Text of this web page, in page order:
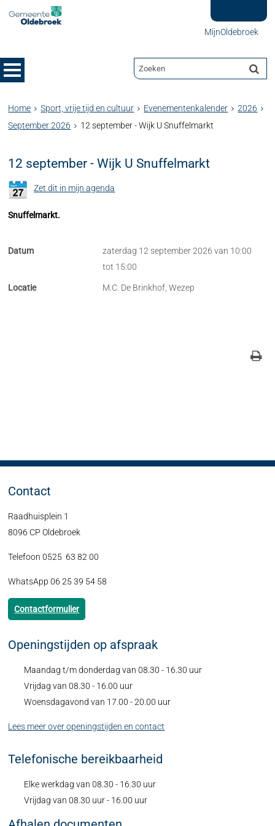
MijnOldebroek
Home Sport, vrije tijd en cultuur Evenementenkalender
2026
September 2026
12 september - Wijk U Snuffelmarkt
12 september - Wijk U Snuffelmarkt
Zet dit in mijn agenda
Snuffelmarkt.
Datum
zaterdag 12 september 2026 van 10:00
tot 15:00
Locatie M.C. De Brinkhof, Wezep
Contact
Raadhuisplein 1
8096 CP Oldebroek
Telefoon 0525 63 82 00
WhatsApp 06 25 39 54 58
Contactformulier
Openingstijden op afspraak
Maandag t/m donderdag van 08.30 - 16.30 uur
Vrijdag van 08.30 - 16.00 uur
Woensdagavond van 17.00 - 20.00 uur
Lees meer over openingstijden en contact
Telefonische bereikbaarheid
Elke werkdag van 08.30 - 16.30 uur
Vrijdag van 08.30 uur - 16.00 uur